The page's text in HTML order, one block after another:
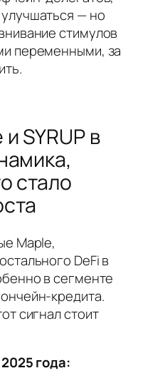
— но
стимулов
переменными, за
SYRUP в
стало
Maple,
DeFi в
в сегменте
сигнал стоит
года: